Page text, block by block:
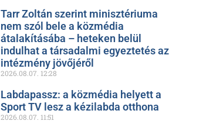
Tarr Zoltán szerint minisztériuma
nem szól bele a közmédia
átalakításába – heteken belül
indulhat a társadalmi egyeztetés az
intézmény jövőjéről
2026.08.07. 12:28
Labdapassz: a közmédia helyett a
Sport TV lesz a kézilabda otthona
2026.08.07. 11:51